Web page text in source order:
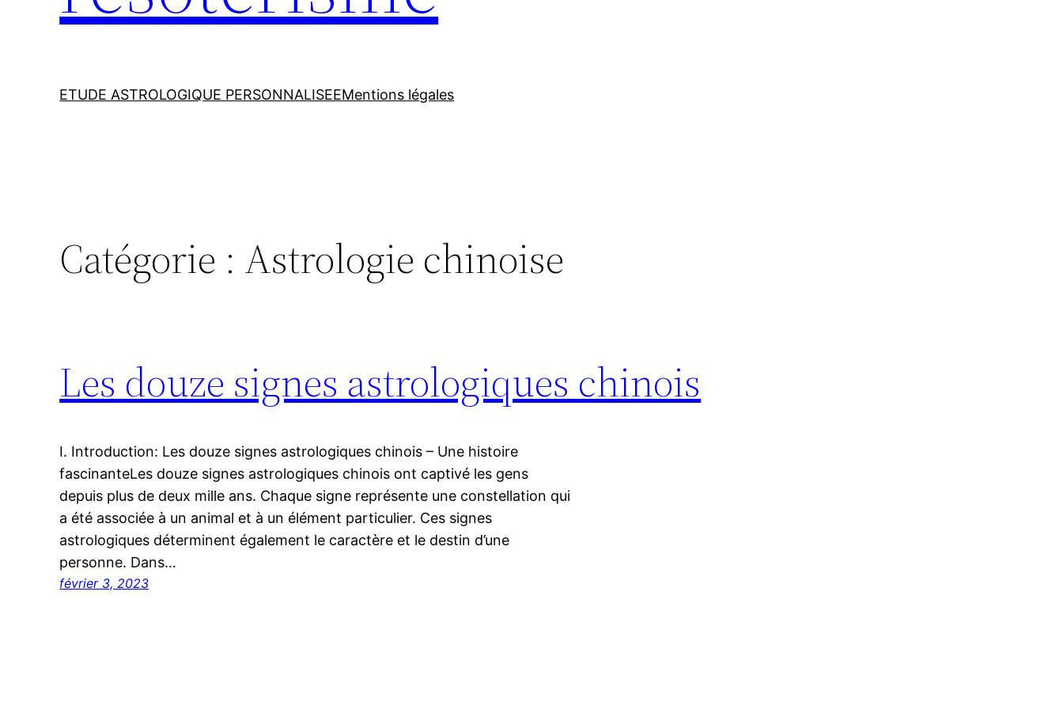
ETUDE ASTROLOGIQUE PERSONNALISEEMentions légales
Catégorie : Astrologie chinoise
Les douze signes astrologiques chinois
I. Introduction: Les douze signes astrologiques chinois – Une histoire
fascinanteLes douze signes astrologiques chinois ont captivé les gens
depuis plus de deux mille ans. Chaque signe représente une constellation qui
a été associée à un animal et à un élément particulier. Ces signes
astrologiques déterminent également le caractère et le destin d’une
personne. Dans…
février 3, 2023